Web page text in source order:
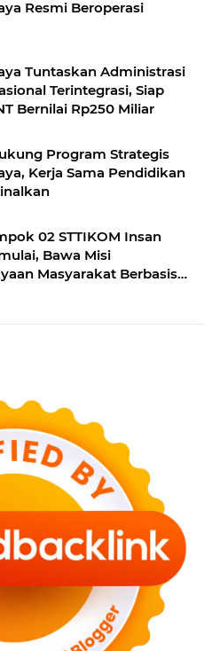
Resmi Beroperasi
Tuntaskan Administrasi
Terintegrasi, Siap
Bernilai Rp250 Miliar
Program Strategis
Kerja Sama Pendidikan
02 STTIKOM Insan
Bawa Misi
Masyarakat Berbasis